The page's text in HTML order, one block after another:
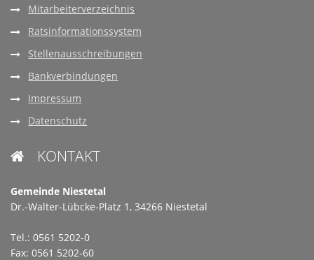
Mitarbeiterverzeichnis
Ratsinformationssystem
Stellenausschreibungen
Bankverbindungen
Impressum
Datenschutz
 KONTAKT
Gemeinde Niestetal
Dr.-Walter-Lübcke-Platz 1, 34266 Niestetal
Tel.: 0561 5202-0
Fax: 0561 5202-60